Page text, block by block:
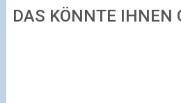
DAS KÖNNTE IHNEN